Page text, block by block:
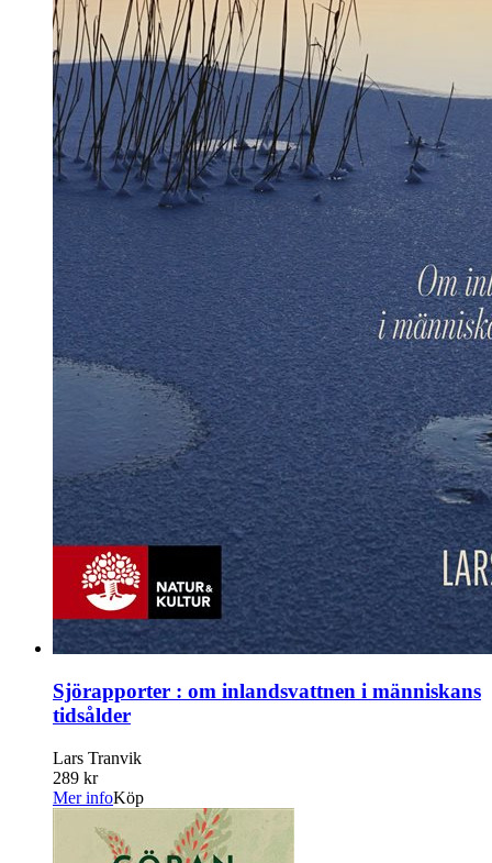
Sjörapporter : om inlandsvattnen i människans
tidsålder
Lars Tranvik
289 kr
Mer infoKöp